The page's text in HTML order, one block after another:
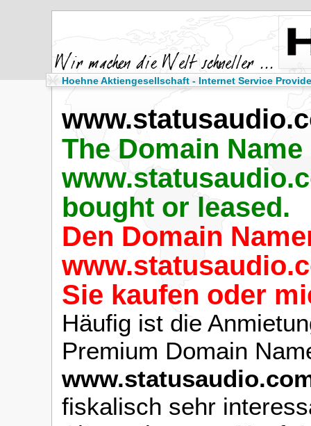
Hoehne Aktiengesellschaft - Internet Service
The Domain Name
bought or leased.
Den Domain
Sie kaufen oder
Häufig ist die
Premium Domain
fiskalisch sehr